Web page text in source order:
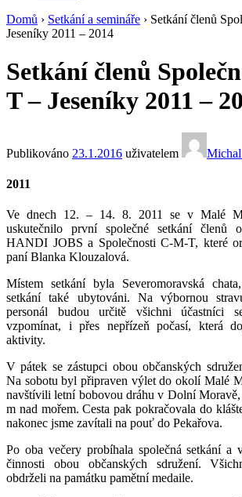
Domů › Setkání a semináře › Setkání členů
Jeseníky 2011 – 2014
Setkání členů
T – Jeseníky 2011 –
Publikováno 23.1.2016 uživatelem
2011
Ve dnech 12. – 14. 8. 2011 se v Malé
uskutečnilo první společné setkání členů
HANDI JOBS a Společnosti C-M-T, které
paní Blanka Klouzalová.
Místem setkání byla Severomoravská
setkání také ubytováni. Na výbornou
personál budou určitě všichni účastníci
vzpomínat, i přes nepřízeň počasí, která
aktivity.
V pátek se zástupci obou občanských
Na sobotu byl připraven výlet do okolí Malé
navštívili letní bobovou dráhu v Dolní Moravě,
m nad mořem. Cesta pak pokračovala do
nakonec jsme zavítali na pouť do Pekařova.
Po oba večery probíhala společná setkání a
činnosti obou občanských sdružení.
obdrželi na památku pamětní medaile.